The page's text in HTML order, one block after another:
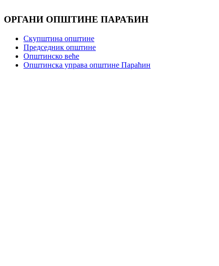
ОРГАНИ ОПШТИНЕ ПАРАЋИН
Скупштина општине
Председник општине
Општинско веће
Општинска управа општине Параћин